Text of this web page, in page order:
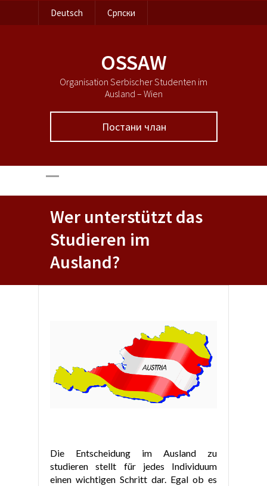
Deutsch Српски
ОSSAW
Organisation Serbischer Studenten im
Ausland – Wien
Постани члан
Wer unterstützt das
Studieren im
Ausland?
Die Entscheidung im Ausland zu
studieren stellt für jedes Individuum
einen wichtigen Schritt dar. Egal ob es